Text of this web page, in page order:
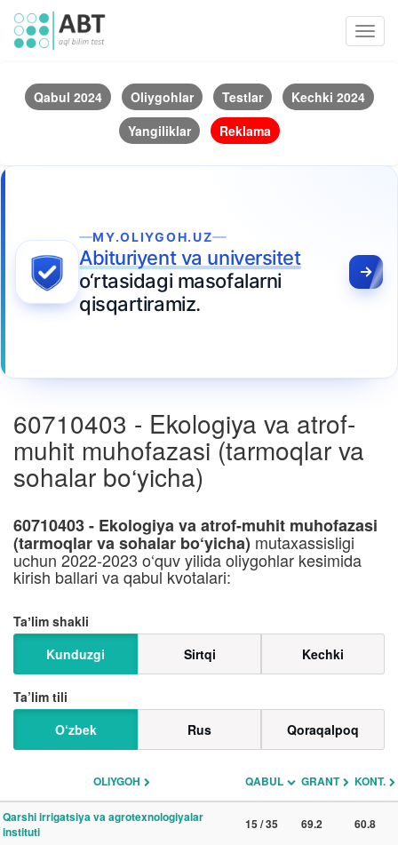
Qabul 2024 Oliygohlar Testlar
Kechki 2024
Yangiliklar
Reklama
MY.OLIYGOH.UZ
Abituriyent va universitet
o‘rtasidagi masofalarni
qisqartiramiz.
60710403 - Ekologiya va atrof-
muhit muhofazasi (tarmoqlar va
sohalar bo‘yicha)
60710403 - Ekologiya va atrof-muhit muhofazasi
(tarmoqlar va sohalar bo‘yicha) mutaxassisligi
uchun 2022-2023 o‘quv yilida oliygohlar kesimida
kirish ballari va qabul kvotalari:
Taʼlim shakli
Kunduzgi
Sirtqi Kechki
Ta’lim tili
O‘zbek
Rus Qoraqalpoq
OLIYGOH QABUL GRANT KONT.
Qarshi irrigatsiya va agrotexnologiyalar
instituti
15 / 35 69.2 60.8